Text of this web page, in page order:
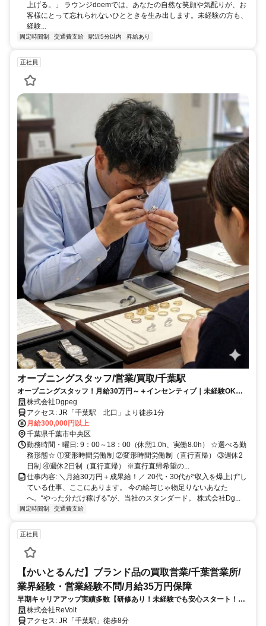
上げる。」 ラウンジdoemでは、あなたの自然な笑顔や気配りが、お
客様にとって忘れられないひとときを生み出します。未経験の方も、
経験...
固定時間制 交通費支給 駅近5分以内 昇給あり
正社員
オープニングスタッフ/営業/買取/千葉駅
オープニングスタッフ！月給30万円～＋インセンティブ｜未経験OK・
若手活躍中！
株式会社Dgpeg
アクセス: JR「千葉駅 北口」より徒歩1分
月給300,000円以上
千葉県千葉市中央区
勤務時間・曜日: 9：00～18：00（休憩1.0h、実働8.0h） ☆選べる勤
務形態☆ ①変形時間労働制 ②変形時間労働制（直行直帰） ③週休2
日制 ④週休2日制（直行直帰） ※直行直帰希望の...
仕事内容: ＼月給30万円＋成果給！／ 20代・30代が“収入を爆上げ”し
ている仕事、ここにあります。 今の給与じゃ物足りないあなた
へ。“やった分だけ稼げる”が、当社のスタンダード。 株式会社Dg...
固定時間制 交通費支給
正社員
【かいとるんだ】ブランド品の買取営業/千葉営業所/
業界経験・営業経験不問/月給35万円保障
早期キャリアアップ実績多数【研修あり！未経験でも安心スタート！】
月給35万円保証◆毎月インセンティブの買取営業／土日休みで年休120
日以上
株式会社ReVolt
アクセス: JR「千葉駅」徒歩8分